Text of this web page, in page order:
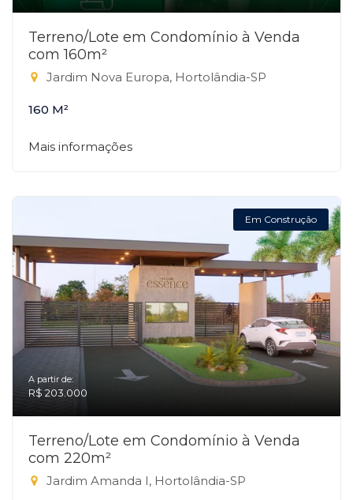
Terreno/Lote em Condomínio à Venda
com 160m²
Jardim Nova Europa, Hortolândia-SP
160 M²
Mais informações
Em Construção
A partir de:
R$ 203.000
Terreno/Lote em Condomínio à Venda
com 220m²
Jardim Amanda I, Hortolândia-SP